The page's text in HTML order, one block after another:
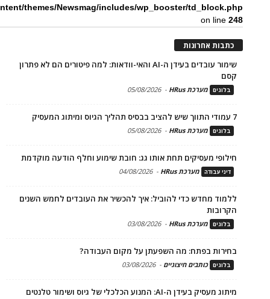
themes/Newsmag/includes/wp_booster/td_block.php
on line248
כתבות אחרונות
שימור עובדים בעידן ה-AI והאי-וודאות: למה פיטורים הם לא פתרון
קסם
בלוגים מערכת HRus -
05/08/2026
7 עמודי התווך שיש להציב בבסיס תהליך הגיוס ומיתוג המעסיק
בלוגים מערכת HRus -
05/08/2026
חילופי מעסיקים תחת אותו גג: חובת שימוע וחלף הודעה מוקדמת
דיני עבודה מערכת HRus -
04/08/2026
ללמוד מחדש כדי להוביל: איך להכשיר את העובדים לחמש השנים
הקרובות
בלוגים מערכת HRus -
03/08/2026
בחירות בפתח: מה השפעתן על מקום העבודה?
בלוגים כותבים חיצוניים -
03/08/2026
מיתוג מעסיק בעידן ה-AI: המנוע הכלכלי של גיוס ושימור טלנטים